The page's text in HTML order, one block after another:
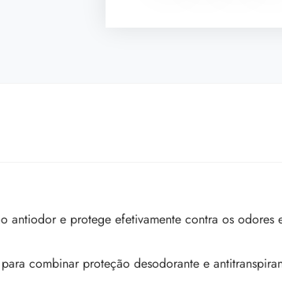
e protege efetivamente contra os odores
combinar proteção desodorante e